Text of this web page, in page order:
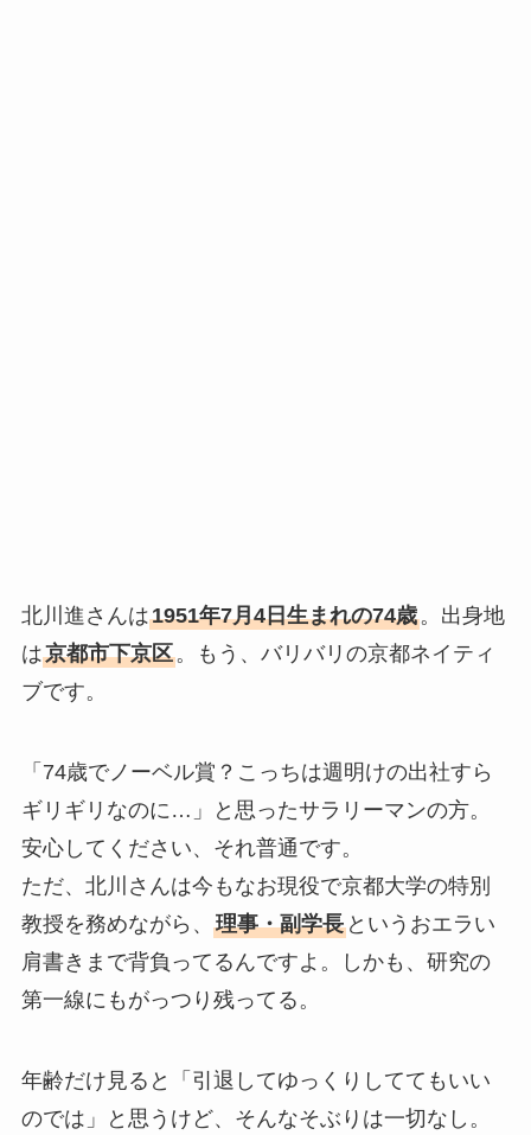
北川進さんは1951年7月4日生まれの74歳。出身地
は京都市下京区。もう、バリバリの京都ネイティ
ブです。
「74歳でノーベル賞？こっちは週明けの出社すら
ギリギリなのに…」と思ったサラリーマンの方。
安心してください、それ普通です。
ただ、北川さんは今もなお現役で京都大学の特別
教授を務めながら、 理事・副学長というおエラい
肩書きまで背負ってるんですよ。しかも、研究の
第一線にもがっつり残ってる。
年齢だけ見ると「引退してゆっくりしててもいい
のでは」と思うけど、そんなそぶりは一切なし。